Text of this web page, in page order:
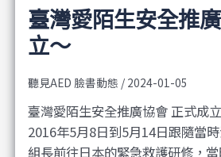
臺灣愛陌生安全推
立～
聽見AED 臉書動態 / 2024-01-05
臺灣愛陌生安全推廣協會 正式成
2016年5月8日到5月14日跟隨當
組長前往日本的緊急救護研修，